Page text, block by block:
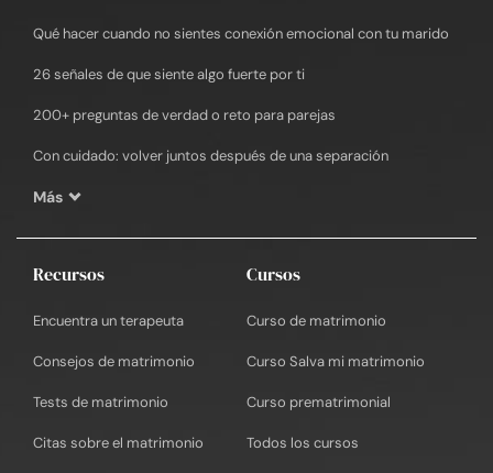
Qué hacer cuando no sientes conexión emocional con tu marido
26 señales de que siente algo fuerte por ti
200+ preguntas de verdad o reto para parejas
Con cuidado: volver juntos después de una separación
Más
Recursos
Encuentra un terapeuta
Consejos de matrimonio
Tests de matrimonio
Citas sobre el matrimonio
Cursos
Curso de matrimonio
Curso Salva mi matrimonio
Curso prematrimonial
Todos los cursos